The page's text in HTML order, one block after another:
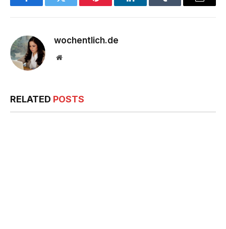
FacebookTwitter Pinterest LinkedInTumblr Email
wochentlich.de
Website
RELATED POSTS